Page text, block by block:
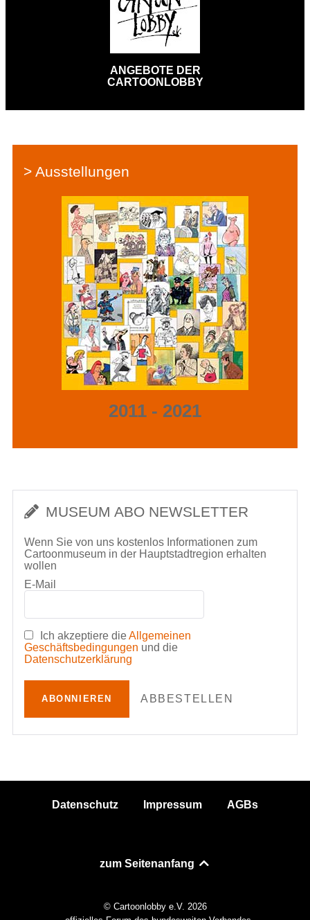
ANGEBOTE DER
CARTOONLOBBY
> Ausstellungen
2011 - 2021
MUSEUM ABO NEWSLETTER
Wenn Sie von uns kostenlos Informationen zum
Cartoonmuseum in der Hauptstadtregion erhalten
wollen
E-Mail
Ich akzeptiere dieAllgemeinen
Geschäftsbedingungen und die
Datenschutzerklärung
ABONNIEREN ABBESTELLEN
Datenschutz Impressum AGBs
zum Seitenanfang
© Cartoonlobby e.V. 2026